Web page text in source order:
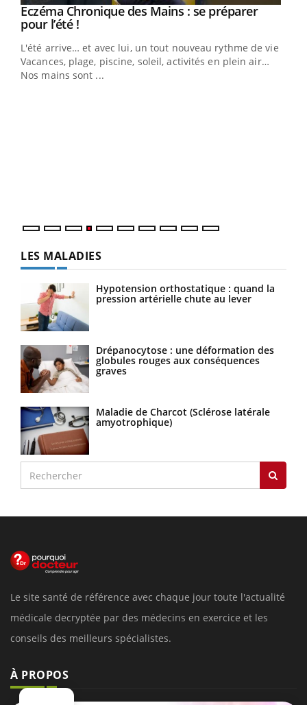
Youtube
Eczéma Chronique des Mains : se préparer
pour l’été !Youtube
L'été arrive… et avec lui, un tout nouveau rythme de vie !
Vacances, plage, piscine, soleil, activités en plein air…
Nos mains sont ...
LES MALADIES
Hypotension orthostatique : quand la
pression artérielle chute au lever
Drépanocytose : une déformation des
globules rouges aux conséquences
graves
Maladie de Charcot (Sclérose latérale
amyotrophique)
Le site santé de référence avec chaque jour toute l'actualité
médicale decryptée par des médecins en exercice et les
conseils des meilleurs spécialistes.
À PROPOS